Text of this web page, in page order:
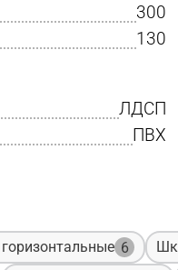
300
130
ЛДСП
ПВХ
6